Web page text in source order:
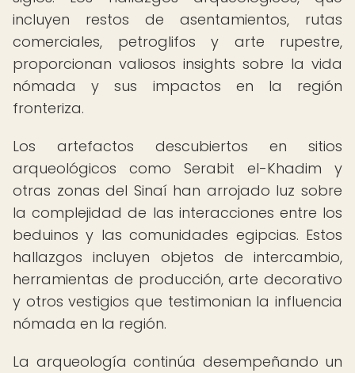
incluyen restos de asentamientos, rutas
comerciales, petroglifos y arte rupestre,
proporcionan valiosos insights sobre la vida
nómada y sus impactos en la región
fronteriza.
Los artefactos descubiertos en sitios
arqueológicos como Serabit el-Khadim y
otras zonas del Sinaí han arrojado luz sobre
la complejidad de las interacciones entre los
beduinos y las comunidades egipcias. Estos
hallazgos incluyen objetos de intercambio,
herramientas de producción, arte decorativo
y otros vestigios que testimonian la influencia
nómada en la región.
La arqueología continúa desempeñando un